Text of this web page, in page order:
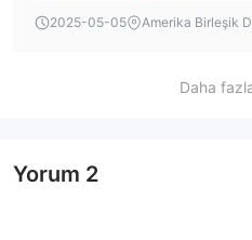
experience and investment
and InvestOR, makes it easy
2025-05-05
Amerika Birleşik
Daha
Yorum 2